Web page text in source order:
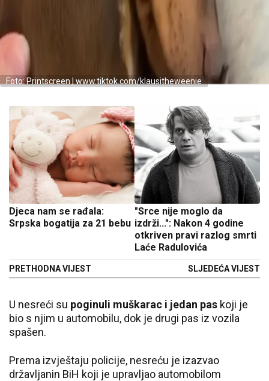
Foto: Printscreen | www.tiktok.com/klausitheweenie
Djeca nam se rađala:
Srpska bogatija za 21 bebu
PRETHODNA VIJEST
"Srce nije moglo da
izdrži...": Nakon 4 godine
otkriven pravi razlog smrti
Laće Radulovića
SLJEDEĆA VIJEST
U nesreći su poginuli muškarac i jedan pas koji je
bio s njim u automobilu, dok je drugi pas iz vozila
spašen.
Prema izvještaju policije, nesreću je izazvao
državljanin BiH koji je upravljao automobilom